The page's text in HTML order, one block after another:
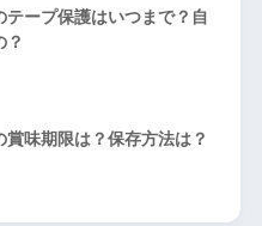
テープ保護はいつまで？自
？
味期限は？保存方法は？